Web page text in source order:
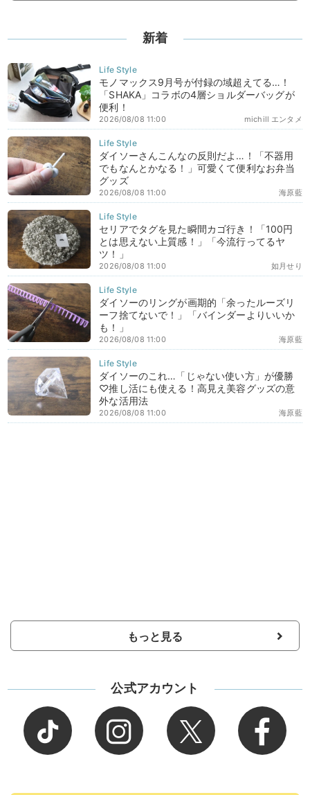
新着
モノマックス9月号が付録の域超えてる…！
「SHAKA」コラボの4層ショルダーバッグが
便利！
michill エンタメ
2026/08/08 11:00
ダイソーさんこんなの反則だよ…！「不器用
でもなんとかなる！」可愛くて便利なお弁当
グッズ
海原藍
2026/08/08 11:00
セリアでタグを見た瞬間カゴ行き！「100円
とは思えない上質感！」「今流行ってるヤ
ツ！」
如月せり
2026/08/08 11:00
ダイソーのリングが画期的「余ったルーズリ
ーフ捨てないで！」「バインダーよりいいか
も！」
海原藍
2026/08/08 11:00
ダイソーのこれ…「じゃない使い方」が優勝
♡推し活にも使える！高見え美容グッズの意
外な活用法
海原藍
2026/08/08 11:00
もっと見る
公式アカウント